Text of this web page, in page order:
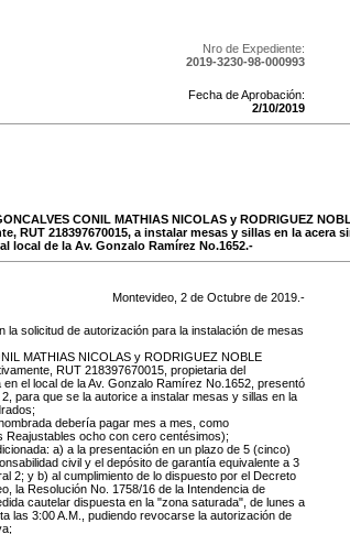
Nro de Expediente:
2019-3230-98-000993
Fecha de Aprobación:
2/10/2019
CONIL MATHIAS NICOLAS y RODRIGUEZ
RUT 218397670015, a instalar mesas y sillas en la acera
local de la Av. Gonzalo Ramírez No.1652.-
Montevideo, 2 de Octubre de 2019 .-
solicitud de autorización para la instalación de mesas
MATHIAS NICOLAS y RODRIGUEZ NOBLE
RUT 218397670015, propietaria del
el local de la Av. Gonzalo Ramírez No.1652, presentó
para que se la autorice a instalar mesas y sillas en la
debería pagar mes a mes, como
Reajustables ocho con cero centésimos);
a) a la presentación en un plazo de 5 (cinco)
civil y el depósito de garantía equivalente a 3
2; y b) al cumplimiento de lo dispuesto por el Decreto
la Resolución No. 1758/16 de la Intendencia de
cautelar dispuesta en la "zona saturada", de lunes a
las 3:00 A.M., pudiendo revocarse la autorización de